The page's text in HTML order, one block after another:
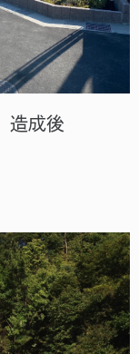
造成後